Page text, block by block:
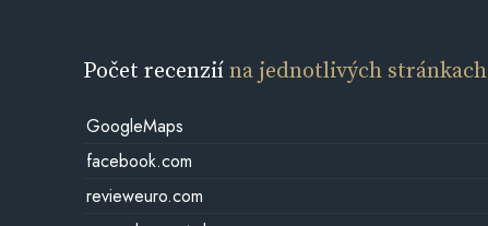
Počet recenziína jednotlivých stránkach
GoogleMaps
facebook.com
revieweuro.com